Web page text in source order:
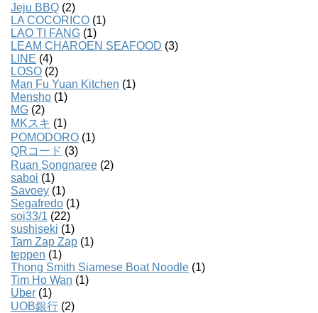
Jeju BBQ (2)
LA COCORICO (1)
LAO TI FANG (1)
LEAM CHAROEN SEAFOOD (3)
LINE (4)
LOSO (2)
Man Fu Yuan Kitchen (1)
Mensho (1)
MG (2)
MKスキ (1)
POMODORO (1)
QRコード (3)
Ruan Songnaree (2)
saboi (1)
Savoey (1)
Segafredo (1)
soi33/1 (22)
sushiseki (1)
Tam Zap Zap (1)
teppen (1)
Thong Smith Siamese Boat Noodle (1)
Tim Ho Wan (1)
Uber (1)
UOB銀行 (2)